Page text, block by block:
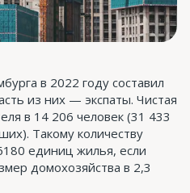
в 2022 году составил
из них — экспаты. Чистая
в 14 206 человек (31 433
Такому количеству
единиц жилья, если
домохозяйства в 2,3